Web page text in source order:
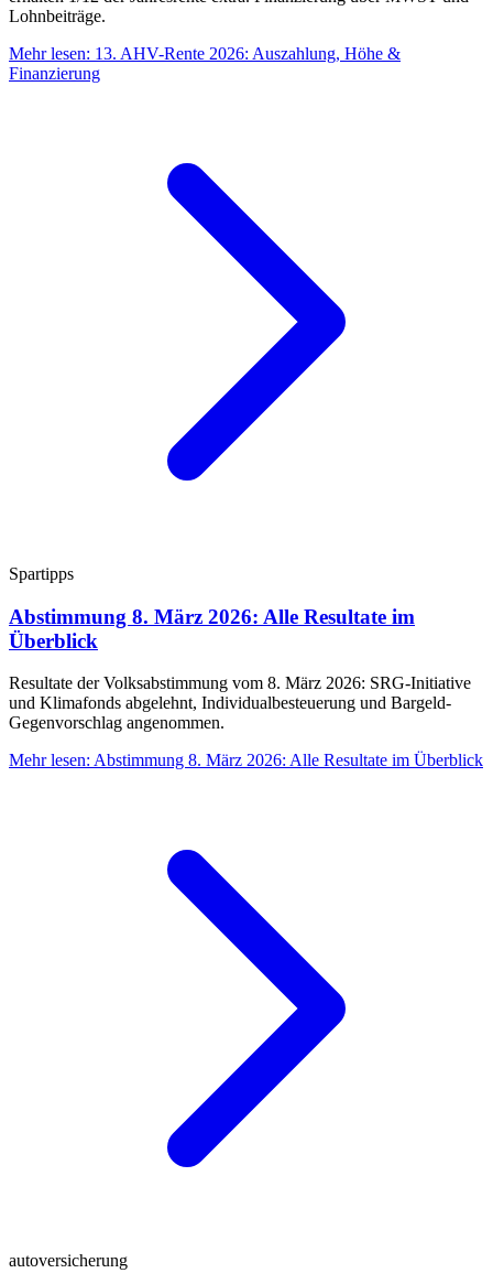
Lohnbeiträge.
Mehr lesen: 13. AHV-Rente 2026: Auszahlung, Höhe &
Finanzierung
Spartipps
Abstimmung 8. März 2026: Alle Resultate im
Überblick
Resultate der Volksabstimmung vom 8. März 2026: SRG-Initiative
und Klimafonds abgelehnt, Individualbesteuerung und Bargeld-
Gegenvorschlag angenommen.
Mehr lesen: Abstimmung 8. März 2026: Alle Resultate im Überblick
autoversicherung